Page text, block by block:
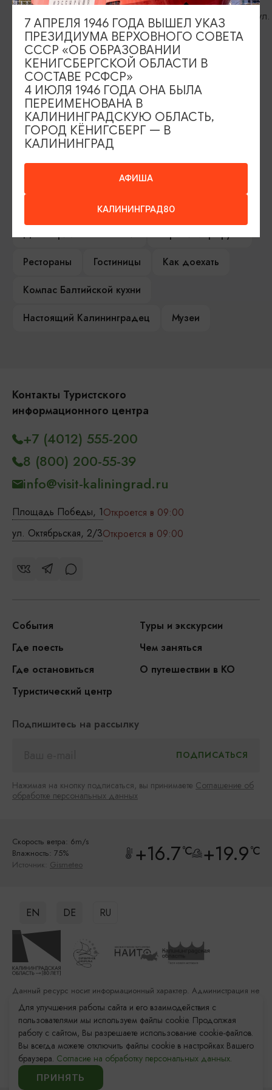
Маршруты по рекам
Янтарный, ул. Озерная
ИЩИТЕ ТАКЖЕ НА НАШЕМ САЙТЕ
Серебряное ожерелье
Электронная виза
Туры и экскурсии
Гостевая книга
Гиды и экскурсоводы
Достопримечательности
Карты и маршруты
Рестораны
Гостиницы
Как доехать
Компас Балтийской кухни
Настоящий Калининградец
Музеи
Контакты Туристского
информационного центра
Площадь Победы, 1Откроется в 09:00
ул. Октябрьская, 2/3Откроется в 09:00
+7 (4012) 555-200
8 (800) 200-55-39
info@visit-kaliningrad.ru
События
Туры и экскурсии
Где поесть
Чем заняться
Где остановиться
О путешествии в КО
Туристический центр
Подпишитесь на рассылку
Нажимая на кнопку подписаться, вы принимаете Соглашение об
обработке персональных данных
Скорость ветра: 6m/s
Влажность: 75%
Источник: Gismeteo +16.7°C +19.9°C
EN DE RU
© 2011–2026 «Туристский информационный центр
Калининградской области»
Данный ресурс носит информационный характер. Администрация не
несет ответственности за качество услуг, предоставленных
сторонними организациями
Разработка сайта: «Решение»
Продвижение сайта: Remarka Agency
Для улучшения работы сайта и его взаимодействия с
пользователями мы используем файлы cookie. Продолжая
работу с сайтом, Вы разрешаете использование cookie-файлов.
Вы всегда можете отключить файлы cookie в настройках Вашего
браузера. Согласие на обработку персональных данных.
ПРИНЯТЬ
АФИША
КАЛИНИНГРАД80
7 АПРЕЛЯ 1946 ГОДА ВЫШЕЛ УКАЗ
ПРЕЗИДИУМА ВЕРХОВНОГО СОВЕТА
СССР «ОБ ОБРАЗОВАНИИ
КЕНИГСБЕРГСКОЙ ОБЛАСТИ В
СОСТАВЕ РСФСР»
4 ИЮЛЯ 1946 ГОДА ОНА БЫЛА
ПЕРЕИМЕНОВАНА В
КАЛИНИНГРАДСКУЮ ОБЛАСТЬ,
ГОРОД КЁНИГСБЕРГ — В
КАЛИНИНГРАД